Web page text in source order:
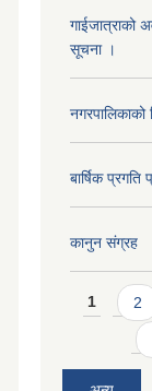
गाईजात्राको
सूचना ।
नगरपालिकाको
बार्षिक
कानुन संग्रह
Pages
1 2